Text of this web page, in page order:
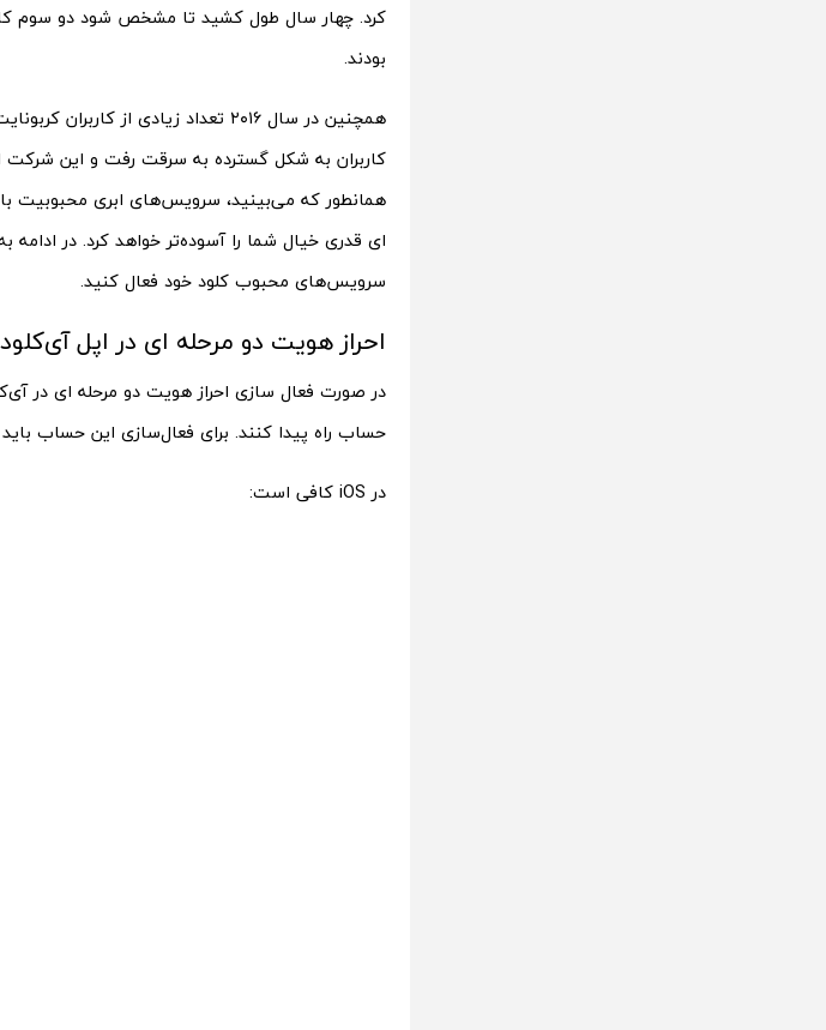
کرد. چهار سال طول کشید تا مشخص شود دو سوم
بودند.
همچنین در سال ۲۰۱۶ تعداد زیادی از
کاربران به شکل گسترده به سرقت رفت و این شرکت
همانطور که می‌بینید، سرویس‌های ابری محبوبیت
ای قدری خیال شما را آسوده‌تر خواهد کرد. در
سرویس‌های محبوب کلود خود فعال کنید.
احراز هویت دو مرحله ای در اپل آی‌کلود
در صورت فعال سازی احراز هویت دو مرحله ای در
حساب راه پیدا کنند. برای فعال‌سازی این حساب
در iOS کافی است: